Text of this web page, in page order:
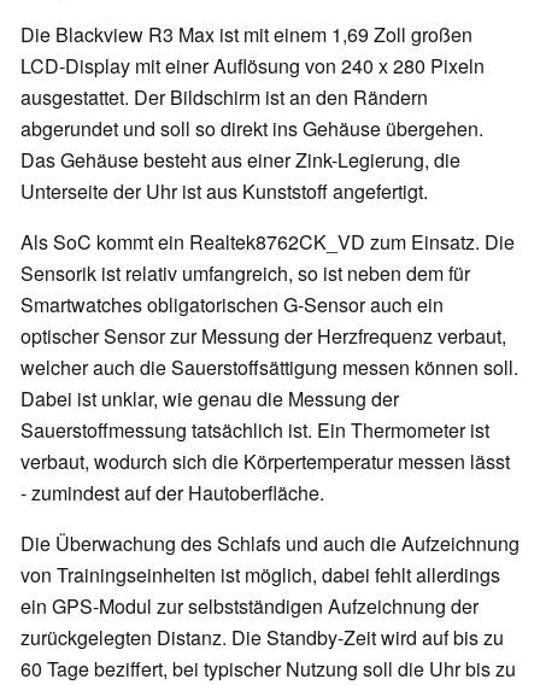
Die Blackview R3 Max ist mit einem 1,69 Zoll großen
LCD-Display mit einer Auflösung von 240 x 280 Pixeln
ausgestattet. Der Bildschirm ist an den Rändern
abgerundet und soll so direkt ins Gehäuse übergehen.
Das Gehäuse besteht aus einer Zink-Legierung, die
Unterseite der Uhr ist aus Kunststoff angefertigt.
Als SoC kommt ein Realtek8762CK_VD zum Einsatz. Die
Sensorik ist relativ umfangreich, so ist neben dem für
Smartwatches obligatorischen G-Sensor auch ein
optischer Sensor zur Messung der Herzfrequenz verbaut,
welcher auch die Sauerstoffsättigung messen können soll.
Dabei ist unklar, wie genau die Messung der
Sauerstoffmessung tatsächlich ist. Ein Thermometer ist
verbaut, wodurch sich die Körpertemperatur messen lässt
- zumindest auf der Hautoberfläche.
Die Überwachung des Schlafs und auch die Aufzeichnung
von Trainingseinheiten ist möglich, dabei fehlt allerdings
ein GPS-Modul zur selbstständigen Aufzeichnung der
zurückgelegten Distanz. Die Standby-Zeit wird auf bis zu
60 Tage beziffert, bei typischer Nutzung soll die Uhr bis zu